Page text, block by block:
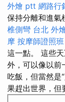
外燴 ptt 網路行
保持分離和進氣
椎側彎 台北 外
摩 按摩師證照班
這一點。 這些
外，可以像以前
吃飯，但當然是
果趕出世界，但